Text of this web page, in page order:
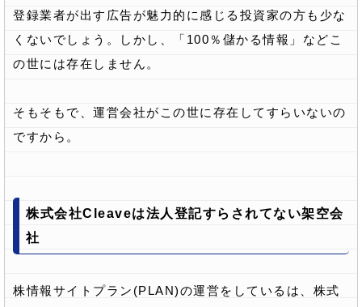
登録業者が出す広告が魅力的に感じる投資家の方も少な
くないでしょう。しかし、「100％儲かる情報」などこ
の世には存在しません。
そもそもで、運営会社がこの世に存在してすらいないの
ですから。
株式会社Cleaveは法人登記すらされてない架空会
社
株情報サイトプラン(PLAN)の運営をしているは、株式